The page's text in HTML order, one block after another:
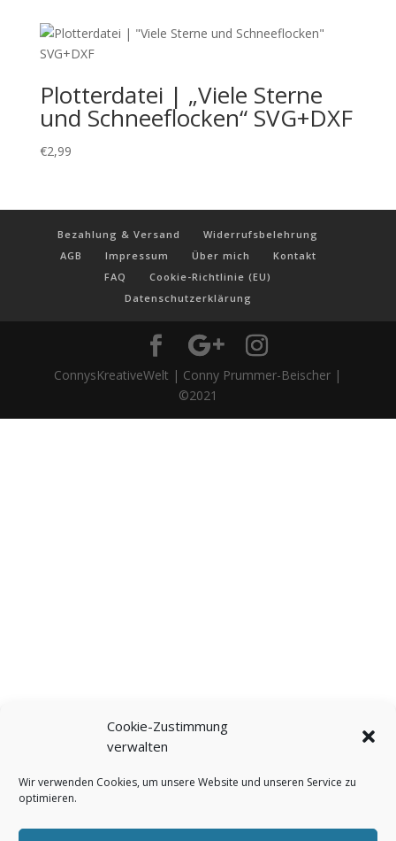
Cookie-Zustimmung
verwalten
Wir verwenden Cookies, um unsere Website und unseren Service zu
optimieren.
Plotterdatei | „Viele Sterne
und Schneeflocken“ SVG+DXF
€2,99
Bezahlung & Versand
Widerrufsbelehrung
AGB
Impressum Über mich
Kontakt
FAQ
Cookie-Richtlinie (EU)
Datenschutzerklärung
ConnysKreativeWelt | Conny Prummer-Beischer |
©2021